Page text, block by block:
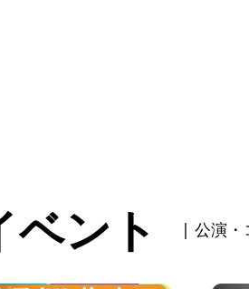
ント | 公演・